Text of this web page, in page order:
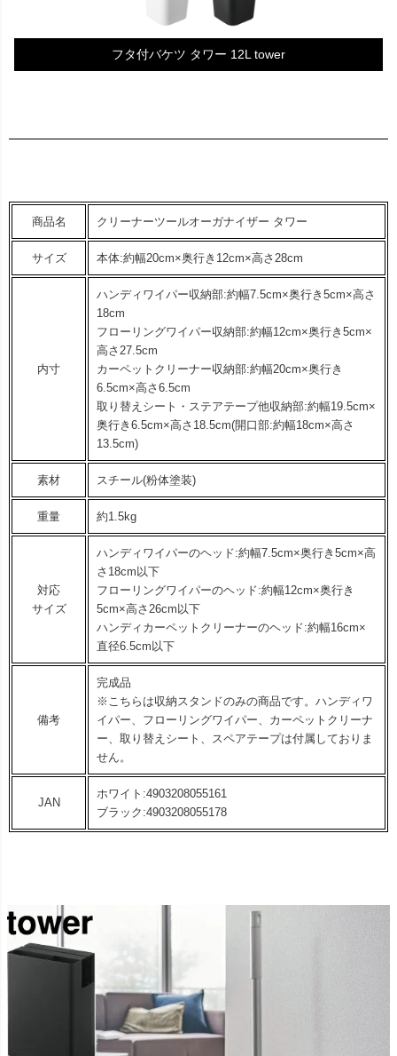
フタ付バケツ タワー 12L tower
商品名 クリーナーツールオーガナイザー タワー
サイズ 本体:約幅20cm×奥行き12cm×高さ28cm
内寸
ハンディワイパー収納部:約幅7.5cm×奥行き5cm×高さ
18cm
フローリングワイパー収納部:約幅12cm×奥行き5cm×
高さ27.5cm
カーペットクリーナー収納部:約幅20cm×奥行き
6.5cm×高さ6.5cm
取り替えシート・ステアテープ他収納部:約幅19.5cm×
奥行き6.5cm×高さ18.5cm(開口部:約幅18cm×高さ
13.5cm)
素材 スチール(粉体塗装)
重量 約1.5kg
対応
サイズ
ハンディワイパーのヘッド:約幅7.5cm×奥行き5cm×高
さ18cm以下
フローリングワイパーのヘッド:約幅12cm×奥行き
5cm×高さ26cm以下
ハンディカーペットクリーナーのヘッド:約幅16cm×
直径6.5cm以下
備考
完成品
※こちらは収納スタンドのみの商品です。ハンディワ
イパー、フローリングワイパー、カーペットクリーナ
ー、取り替えシート、スペアテープは付属しておりま
せん。
JAN
ホワイト:4903208055161
ブラック:4903208055178